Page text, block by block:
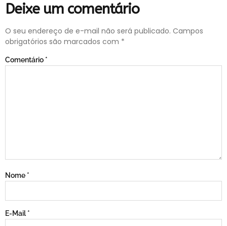
Deixe um comentário
O seu endereço de e-mail não será publicado. Campos
obrigatórios são marcados com *
Comentário *
Nome *
E-Mail*